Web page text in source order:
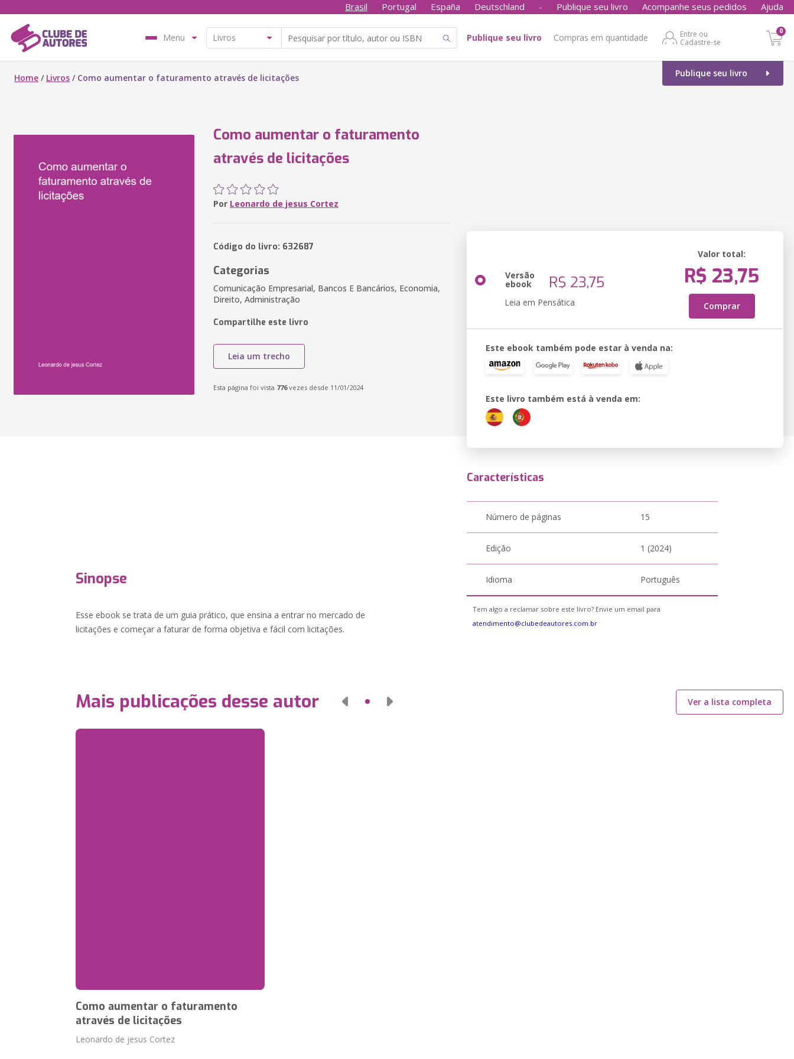
Brasil Portugal España Deutschland - Publique seu livro Acompanhe seus pedidos Ajuda
Menu Publique seu livro Compras em quantidade
Entre ou
Cadastre-se
0
Publique seu livro
Home / Livros / Como aumentar o faturamento através de licitações
Como aumentar o faturamento
através de licitações
Por Leonardo de jesus Cortez
Código do livro: 632687
Categorias
Comunicação Empresarial, Bancos E Bancários, Economia,
Direito, Administração
Compartilhe este livro
Leia um trecho
Esta página foi vista 776vezes desde 11/01/2024
Versão
ebook R$ 23,75
Leia em Pensática
Valor total:
R$ 23,75
Comprar
Este ebook também pode estar à venda na:
Este livro também está à venda em:
Sinopse
Esse ebook se trata de um guia prático, que ensina a entrar no mercado de
licitações e começar a faturar de forma objetiva e fácil com licitações.
Características
Número de páginas 15
Edição 1 (2024)
Idioma Português
Tem algo a reclamar sobre este livro? Envie um email para
atendimento@clubedeautores.com.br
Mais publicações desse autor Ver a lista completa
Como aumentar o faturamento
através de licitações
Leonardo de jesus Cortez